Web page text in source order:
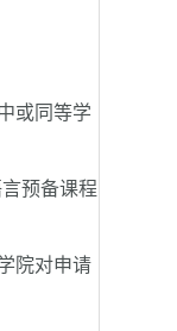
或同等学
预备课程
院对申请